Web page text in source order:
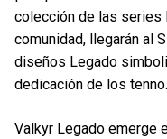
colección de las series
comunidad, llegarán al
diseños Legado
dedicación de los tenno.
Valkyr Legado emerge